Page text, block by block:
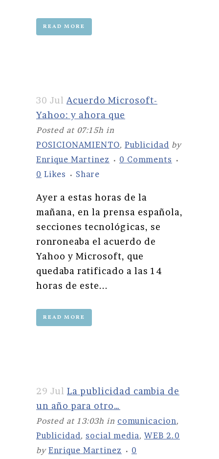
READ MORE
30 Jul Acuerdo Microsoft-
Yahoo: y ahora que
Posted at 07:15h in
POSICIONAMIENTO, Publicidad by
Enrique Martinez
0 Comments
0 Likes Share
Ayer a estas horas de la
mañana, en la prensa española,
secciones tecnológicas, se
ronroneaba el acuerdo de
Yahoo y Microsoft, que
quedaba ratificado a las 14
horas de este...
READ MORE
29 Jul La publicidad cambia de
un año para otro…
Posted at 13:03h in comunicacion,
Publicidad, social media, WEB 2.0
by Enrique Martinez
0